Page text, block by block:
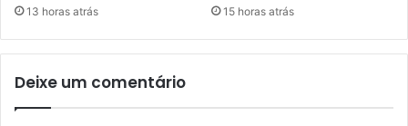
13 horas atrás 15 horas atrás
Deixe um comentário